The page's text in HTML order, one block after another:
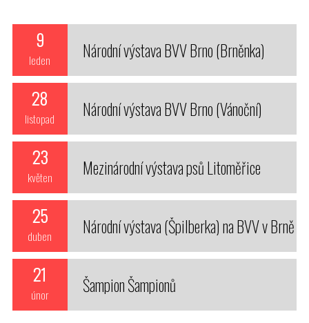
9
leden Národní výstava BVV Brno (Brněnka)
28
listopad Národní výstava BVV Brno (Vánoční)
23
květen Mezinárodní výstava psů Litoměřice
25
duben Národní výstava (Špilberka) na BVV v Brně
21
únor Šampion Šampionů